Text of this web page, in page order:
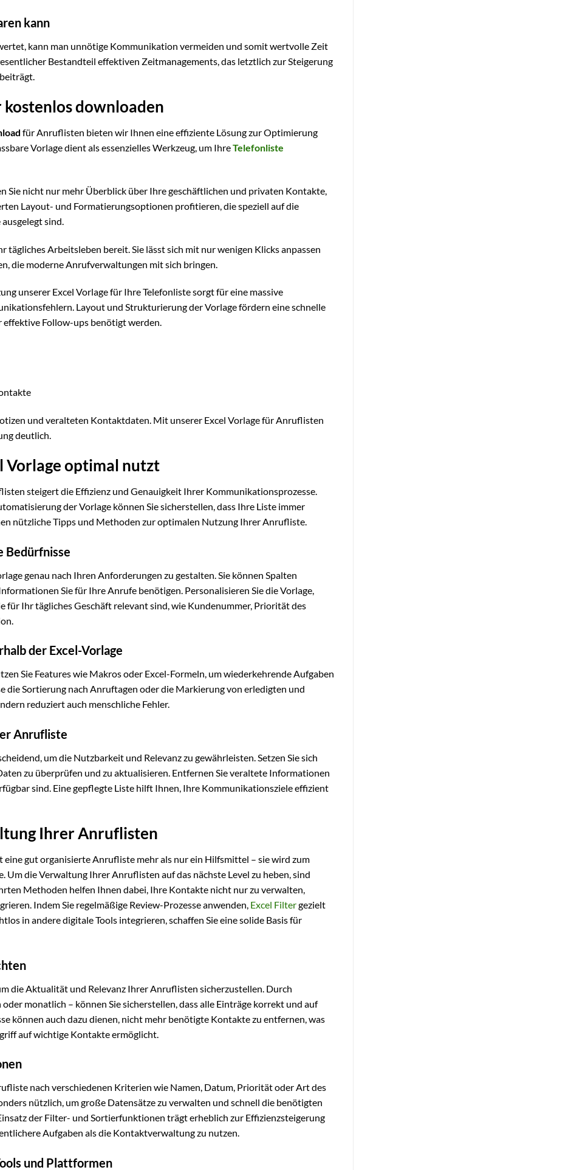
kann
kann man unnötige Kommunikation vermeiden und somit wertvolle Zeit
Bestandteil effektiven Zeitmanagements, das letztlich zur Steigerung
downloaden
für Anruflisten bieten wir Ihnen eine effiziente Lösung zur Optimierung
Vorlage dient als essenzielles Werkzeug, um IhreTelefonliste
Sie nicht nur mehr Überblick über Ihre geschäftlichen und privaten Kontakte,
Layout- und Formatierungsoptionen profitieren, die speziell auf die
sind.
Arbeitsleben bereit. Sie lässt sich mit nur wenigen Klicks anpassen
die moderne Anrufverwaltungen mit sich bringen.
unserer Excel Vorlage für Ihre Telefonliste sorgt für eine massive
Layout und Strukturierung der Vorlage fördern eine schnelle
Follow-ups benötigt werden.
und veralteten Kontaktdaten. Mit unserer Excel Vorlage für Anruflisten
deutlich.
Vorlage optimal nutzt
steigert die Effizienz und Genauigkeit Ihrer Kommunikationsprozesse.
der Vorlage können Sie sicherstellen, dass Ihre Liste immer
nützliche Tipps und Methoden zur optimalen Nutzung Ihrer Anrufliste.
Bedürfnisse
genau nach Ihren Anforderungen zu gestalten. Sie können Spalten
Sie für Ihre Anrufe benötigen. Personalisieren Sie die Vorlage,
für Ihr tägliches Geschäft relevant sind, wie Kundenummer, Priorität des
der Excel-Vorlage
Sie Features wie Makros oder Excel-Formeln, um wiederkehrende Aufgaben
die Sortierung nach Anruftagen oder die Markierung von erledigten und
reduziert auch menschliche Fehler.
Anrufliste
um die Nutzbarkeit und Relevanz zu gewährleisten. Setzen Sie sich
zu überprüfen und zu aktualisieren. Entfernen Sie veraltete Informationen
sind. Eine gepflegte Liste hilft Ihnen, Ihre Kommunikationsziele effizient
Ihrer Anruflisten
gut organisierte Anrufliste mehr als nur ein Hilfsmittel – sie wird zum
die Verwaltung Ihrer Anruflisten auf das nächste Level zu heben, sind
Methoden helfen Ihnen dabei, Ihre Kontakte nicht nur zu verwalten,
Indem Sie regelmäßige Review-Prozesse anwenden, Excel Filtergezielt
in andere digitale Tools integrieren, schaffen Sie eine solide Basis für
die Aktualität und Relevanz Ihrer Anruflisten sicherzustellen. Durch
monatlich – können Sie sicherstellen, dass alle Einträge korrekt und auf
können auch dazu dienen, nicht mehr benötigte Kontakte zu entfernen, was
auf wichtige Kontakte ermöglicht.
nach verschiedenen Kriterien wie Namen, Datum, Priorität oder Art des
nützlich, um große Datensätze zu verwalten und schnell die benötigten
der Filter- und Sortierfunktionen trägt erheblich zur Effizienzsteigerung
Aufgaben als die Kontaktverwaltung zu nutzen.
und Plattformen